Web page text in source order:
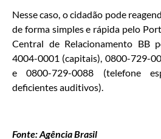
Nesse caso, o cidadão pode
de forma simples e rápida pelo
Central de Relacionamento BB
4004-0001 (capitais), 0800-729-
e 0800-729-0088 (telefone
deficientes auditivos).
Fonte: Agência Brasil